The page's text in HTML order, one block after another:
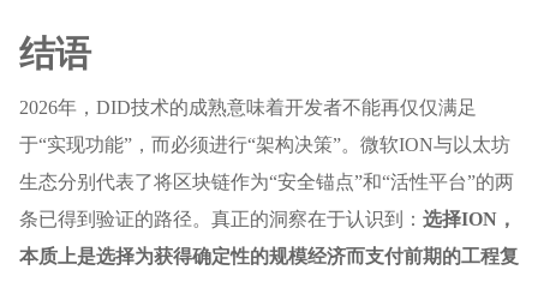
结语
2026年，DID技术的成熟意味着开发者不能再仅仅满足
于“实现功能”，而必须进行“架构决策”。微软ION与以太坊
生态分别代表了将区块链作为“安全锚点”和“活性平台”的两
条已得到验证的路径。真正的洞察在于认识到： 选择ION，
本质上是选择为获得确定性的规模经济而支付前期的工程复